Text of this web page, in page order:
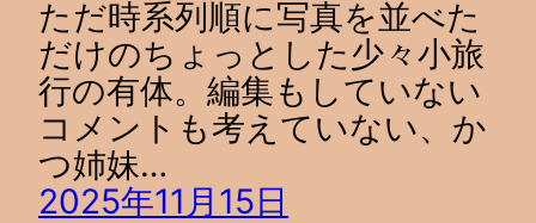
ただ時系列順に写真を並べた
だけのちょっとした少々小旅
行の有体。編集もしていない
コメントも考えていない、か
つ姉妹…
2025年11月15日